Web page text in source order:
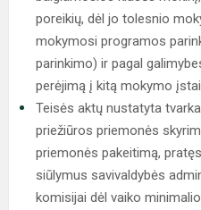
poreikių, dėl jo tolesnio
mokymosi programos
parinkimo) ir pagal
perėjimą į kitą mokymo
Teisės aktų nustatyta
priežiūros priemonės
priemonės pakeitimą,
siūlymus savivaldybės
komisijai dėl vaiko